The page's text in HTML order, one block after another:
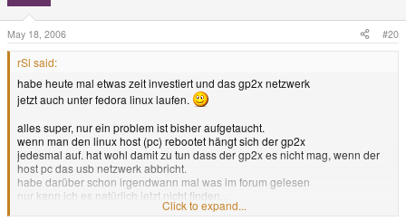
May 18, 2006 #20
rSl said:
habe heute mal etwas zeit investiert und das gp2x netzwerk
jetzt auch unter fedora linux laufen.
alles super, nur ein problem ist bisher aufgetaucht.
wenn man den linux host (pc) rebootet hängt sich der gp2x
jedesmal auf. hat wohl damit zu tun dass der gp2x es nicht mag, wenn der
host pc das usb netzwerk abbricht.
habe darüber schon irgendwann mal was im forum gelesen
nur kann ich es natürlich jetzt nicht finden...
Click to expand...